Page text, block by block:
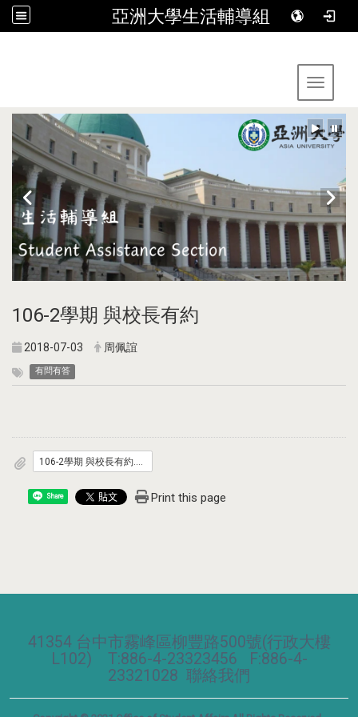
亞洲大學生活輔導組
Toggle
106-2學期 與校長有約
2018-07-03 周佩誼
有問有答
Share Print this page
41354 台中市霧峰區柳豐路500號(行政大樓
L102) T:886-4-23323456 F:886-4-
23321028 聯絡我們